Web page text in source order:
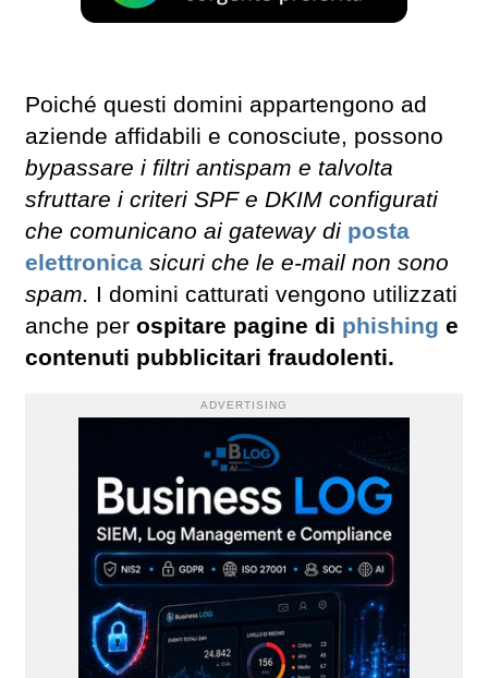
Poiché questi domini appartengono ad
aziende affidabili e conosciute, possono
bypassare i filtri antispam e talvolta
sfruttare i criteri SPF e DKIM configurati
che comunicano ai gateway di posta
elettronica sicuri che le e-mail non sono
spam. I domini catturati vengono utilizzati
anche per ospitare pagine di phishing e
contenuti pubblicitari fraudolenti.
ADVERTISING